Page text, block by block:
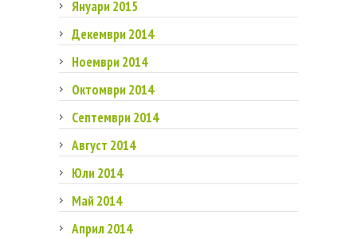
Януари 2015
Декември 2014
Ноември 2014
Октомври 2014
Септември 2014
Август 2014
Юли 2014
Май 2014
Април 2014